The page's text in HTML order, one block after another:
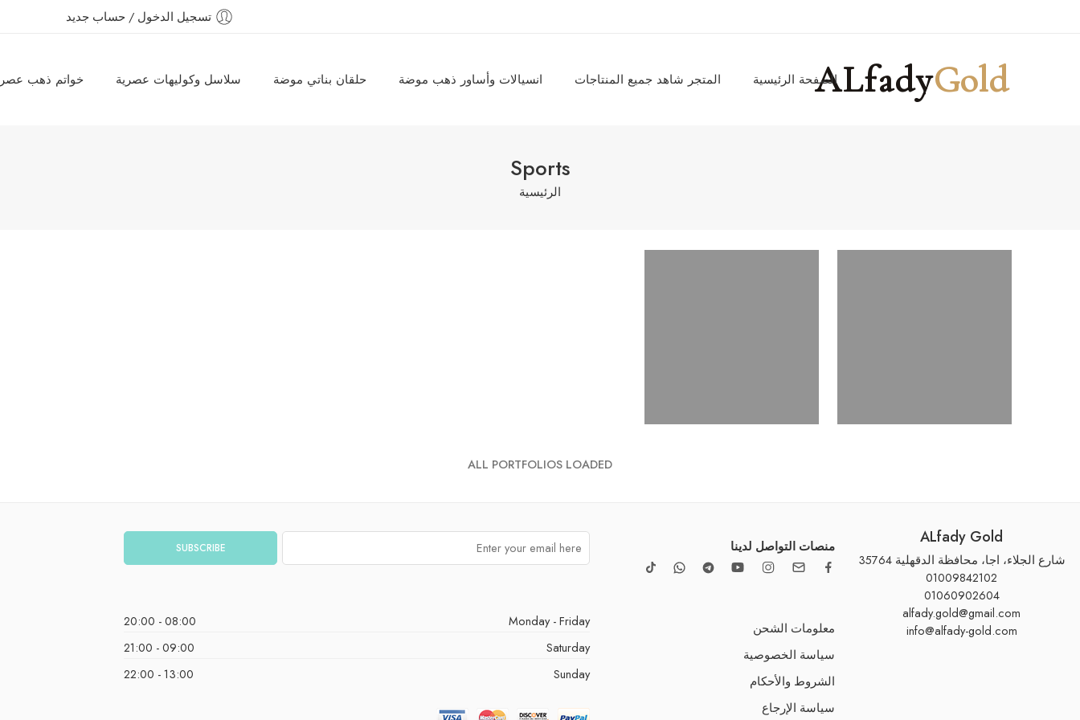
تسجيل الدخول / حساب جديد
ALfadyGold الصفحة الرئيسية المتجر شاهد جميع المنتاجات انسيالات وأساور ذهب موضة حلقان بناتي موضة سلاسل وكوليهات عصرية خواتم ذهب
Sports
الرئيسية
ALL PORTFOLIOS LOADED
ALfady Gold
شارع الجلاء، اجا، محافظة الدقهلية 35764
01009842102
01060902604
alfady.gold@gmail.com
info@alfady-gold.com
منصات التواصل لدينا
معلومات الشحن
سياسة الخصوصية
الشروط والأحكام
سياسة الإرجاع
Monday - Friday
08:00 - 20:00
Saturday
09:00 - 21:00
Sunday
13:00 - 22:00